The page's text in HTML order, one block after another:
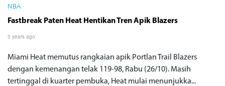
NBA
Fastbreak Paten Heat Hentikan Tren Apik Blazers
3 years ago
Miami Heat memutus rangkaian apik Portlan Trail Blazers
dengan kemenangan telak 119-98, Rabu (26/10). Masih
tertinggal di kuarter pembuka, Heat mulai menunjukka...